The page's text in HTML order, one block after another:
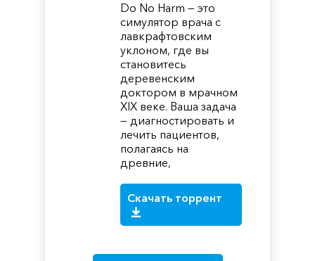
Do No Harm — это
симулятор врача с
лавкрафтовским
уклоном, где вы
становитесь
деревенским
доктором в мрачном
XIX веке. Ваша задача
— диагностировать и
лечить пациентов,
полагаясь на
древние,
Скачать торрент